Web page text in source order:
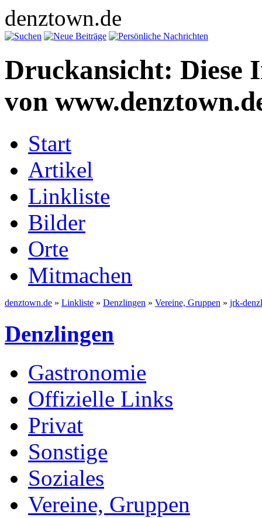
denztown.de
Druckansicht: Diese
von
Start
Artikel
Linkliste
Bilder
Orte
Mitmachen
denztown.de » Linkliste » Denzlingen » Vereine, Gruppen » jrk-
Denzlingen
Gastronomie
Offizielle Links
Privat
Sonstige
Soziales
Vereine, Gruppen